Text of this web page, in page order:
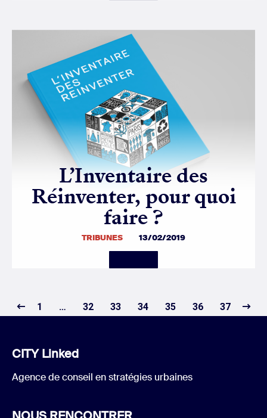
L’Inventaire des
Réinventer, pour quoi
faire ?
TRIBUNES 13/02/2019
1 … 32 33 34 35 36 37
CITY Linked
Agence de conseil en stratégies urbaines